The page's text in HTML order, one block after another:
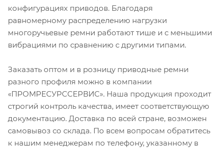
конфигурациях приводов. Благодаря
равномерному распределению нагрузки
многоручьевые ремни работают тише и с меньшими
вибрациями по сравнению с другими типами.
Заказать оптом и в розницу приводные ремни
разного профиля можно в компании
«ПРОМРЕСУРССЕРВИС». Наша продукция проходит
строгий контроль качества, имеет соответствующую
документацию. Доставка по всей стране, возможен
самовывоз со склада. По всем вопросам обратитесь
к нашим менеджерам по телефону, указанному в